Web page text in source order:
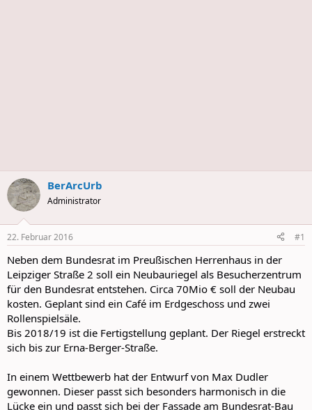
BerArcUrb
Administrator
22. Februar 2016 #1
Neben dem Bundesrat im Preußischen Herrenhaus in der
Leipziger Straße 2 soll ein Neubauriegel als Besucherzentrum
für den Bundesrat entstehen. Circa 70Mio € soll der Neubau
kosten. Geplant sind ein Café im Erdgeschoss und zwei
Rollenspielsäle.
Bis 2018/19 ist die Fertigstellung geplant. Der Riegel erstreckt
sich bis zur Erna-Berger-Straße.
In einem Wettbewerb hat der Entwurf von Max Dudler
gewonnen. Dieser passt sich besonders harmonisch in die
Lücke ein und passt sich bei der Fassade am Bundesrat-Bau